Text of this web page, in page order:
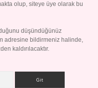
olup, siteye üye olarak bu
düşündüğünüz
adresine bildirmeniz halinde,
kaldırılacaktır.